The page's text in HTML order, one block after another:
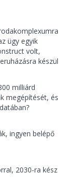
ügy egyik
volt,
készül
milliárd
megépítését, és
ingyen belépő
2030-ra kész